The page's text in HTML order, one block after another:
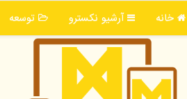
خانه آرشیو نكسترو توسعه